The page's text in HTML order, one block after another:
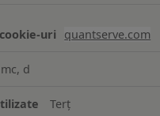
quantserve.com
mc, d
Terț